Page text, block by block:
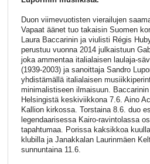
Duon viimevuotisten vierailujen
Vapaat äänet tuo takaisin Suomen
Laura Baccarinin ja viulisti Régis
perustuu vuonna 2014 julkaistuun
joka ammentaa italialaisen laulaja-
(1939-2003) ja sanoittaja Sandro
yhdistämäl lä italialaisen
minimalistiseen ilmaisuun.
Helsingistä keskiviikkona 7.6. Aino
Kallion kirkossa. Torstaina 8.6. duo
legendaarisessa Kairo-ravintolassa
tapahtumaa. Porissa kaksikkoa
klubilla ja Janakkalan Laurinmäen
sunnuntaina 11.6.